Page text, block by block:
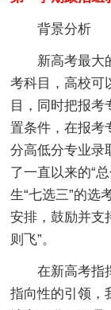
背景分析
新高考最大的
考科目，高校可
目，同时把报考
置条件，在报考
分高低分专业录
了一直以来的“
生“七选三”的选
安排，鼓励并支
则飞”。
在新高考指挥
指向性的引领，